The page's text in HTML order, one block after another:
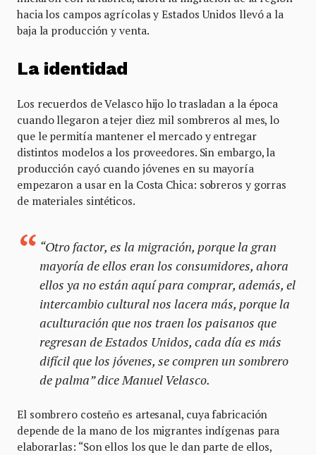
hacia los campos agrícolas y Estados Unidos llevó a la
baja la producción y venta.
La identidad
Los recuerdos de Velasco hijo lo trasladan a la época
cuando llegaron a tejer diez mil sombreros al mes, lo
que le permitía mantener el mercado y entregar
distintos modelos a los proveedores. Sin embargo, la
producción cayó cuando jóvenes en su mayoría
empezaron a usar en la Costa Chica: sobreros y gorras
de materiales sintéticos.
“Otro factor, es la migración, porque la gran
mayoría de ellos eran los consumidores, ahora
ellos ya no están aquí para comprar, además, el
intercambio cultural nos lacera más, porque la
aculturación que nos traen los paisanos que
regresan de Estados Unidos, cada día es más
difícil que los jóvenes, se compren un sombrero
de palma” dice Manuel Velasco.
El sombrero costeño es artesanal, cuya fabricación
depende de la mano de los migrantes indígenas para
elaborarlas: “Son ellos los que le dan parte de ellos,